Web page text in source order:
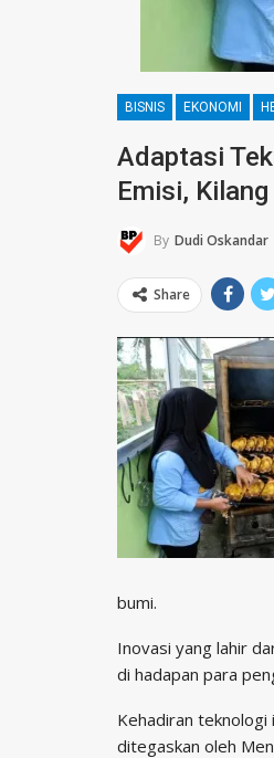
BISNIS EKONOMI
Adaptasi
Emisi,
By Dudi Oskandar
Share
bumi.
​Inovasi yang lahir
di hadapan para
Kehadiran teknologi
ditegaskan oleh